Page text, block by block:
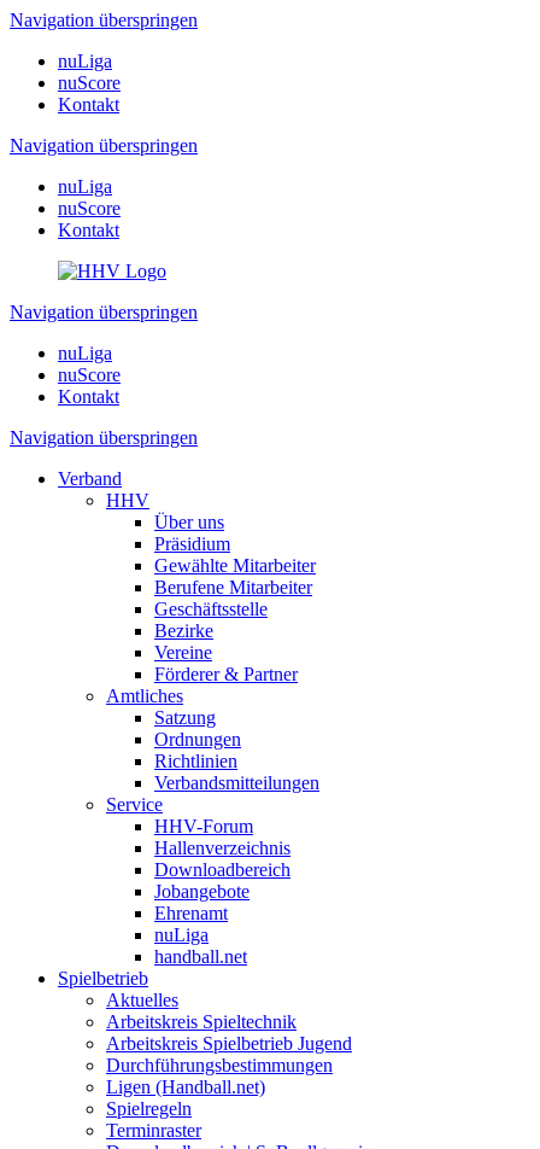
Navigation überspringen
nuLiga
nuScore
Kontakt
Navigation überspringen
nuLiga
nuScore
Kontakt
Navigation überspringen
nuLiga
nuScore
Kontakt
Navigation überspringen
Verband
HHV
Über uns
Präsidium
Gewählte Mitarbeiter
Berufene Mitarbeiter
Geschäftsstelle
Bezirke
Vereine
Förderer & Partner
Amtliches
Satzung
Ordnungen
Richtlinien
Verbandsmitteilungen
Service
HHV-Forum
Hallenverzeichnis
Downloadbereich
Jobangebote
Ehrenamt
nuLiga
handball.net
Spielbetrieb
Aktuelles
Arbeitskreis Spieltechnik
Arbeitskreis Spielbetrieb Jugend
Durchführungsbestimmungen
Ligen (Handball.net)
Spielregeln
Terminraster